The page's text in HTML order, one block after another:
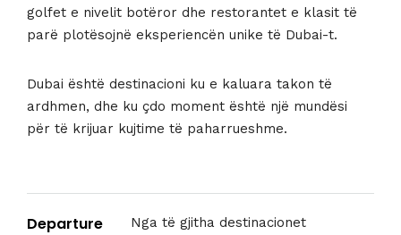
golfet e nivelit botëror dhe restorantet e klasit të
parë plotësojnë eksperiencën unike të Dubai-t.
Dubai është destinacioni ku e kaluara takon të
ardhmen, dhe ku çdo moment është një mundësi
për të krijuar kujtime të paharrueshme.
Departure Nga të gjitha destinacionet